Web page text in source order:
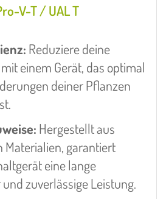
V-T / UAL T
Reduziere deine
einem Gerät, das optimal
deiner Pflanzen
Hergestellt aus
Materialien, garantiert
eine lange
zuverlässige Leistung.